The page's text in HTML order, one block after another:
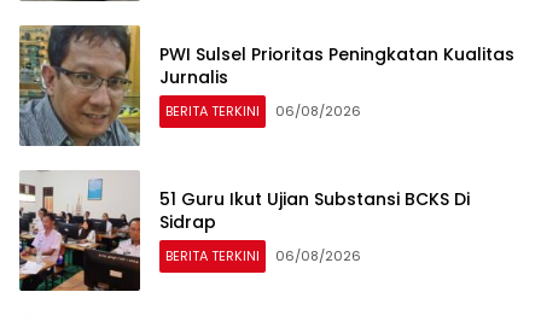
PWI Sulsel Prioritas Peningkatan Kualitas
Jurnalis
BERITA TERKINI 06/08/2026
51 Guru Ikut Ujian Substansi BCKS Di
Sidrap
BERITA TERKINI 06/08/2026